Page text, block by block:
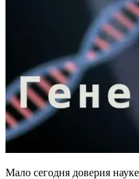
Мало сегодня доверия